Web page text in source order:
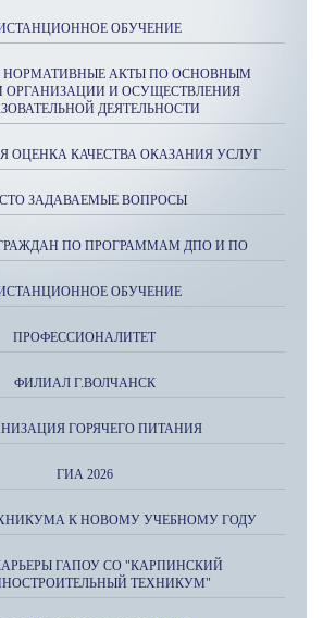
ОБУЧЕНИЕ
НОРМАТИВНЫЕ АКТЫ ПО ОСНОВНЫМ
ОРГАНИЗАЦИИ И ОСУЩЕСТВЛЕНИЯ
ДЕЯТЕЛЬНОСТИ
ОЦЕНКА КАЧЕСТВА ОКАЗАНИЯ УСЛУГ
ЗАДАВАЕМЫЕ ВОПРОСЫ
ПО ПРОГРАММАМ ДПО И ПО
ОБУЧЕНИЕ
ПРОФЕССИОНАЛИТЕТ
ФИЛИАЛ Г.ВОЛЧАНСК
ГОРЯЧЕГО ПИТАНИЯ
ГИА 2026
К НОВОМУ УЧЕБНОМУ ГОДУ
ГАПОУ СО "КАРПИНСКИЙ
ТЕХНИКУМ"